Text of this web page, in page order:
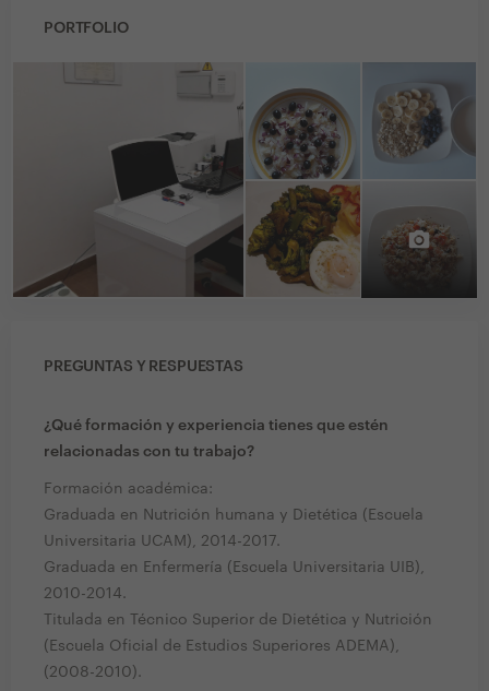
PORTFOLIO
PREGUNTAS Y RESPUESTAS
¿Qué formación y experiencia tienes que estén
relacionadas con tu trabajo?
Formación académica:
Graduada en Nutrición humana y Dietética (Escuela
Universitaria UCAM), 2014-2017.
Graduada en Enfermería (Escuela Universitaria UIB),
2010-2014.
Titulada en Técnico Superior de Dietética y Nutrición
(Escuela Oficial de Estudios Superiores ADEMA),
(2008-2010).